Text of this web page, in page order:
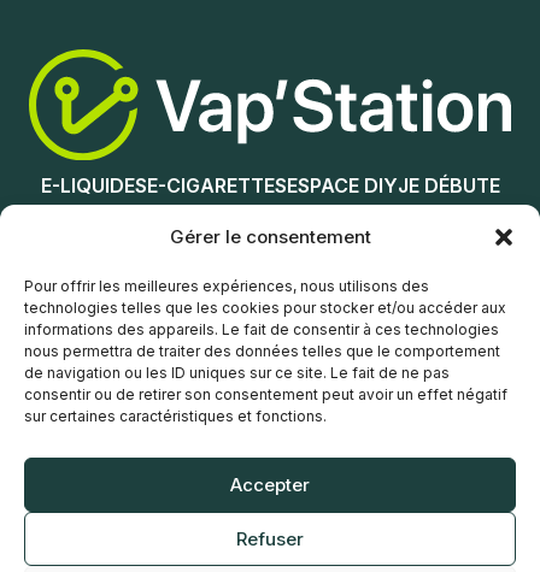
Gérer le consentement
Pour offrir les meilleures expériences, nous utilisons des
technologies telles que les cookies pour stocker et/ou accéder aux
informations des appareils. Le fait de consentir à ces technologies
nous permettra de traiter des données telles que le comportement
de navigation ou les ID uniques sur ce site. Le fait de ne pas
consentir ou de retirer son consentement peut avoir un effet négatif
sur certaines caractéristiques et fonctions.
Accepter
Refuser
Choix des options
E-LIQUIDESE-CIGARETTESESPACE DIYJE DÉBUTE
NOS MAGASINS
Service client
POLITIQUE DE CONFIDENTIALITÉ
CONDITIONS GÉNÉRALES DE VENTE